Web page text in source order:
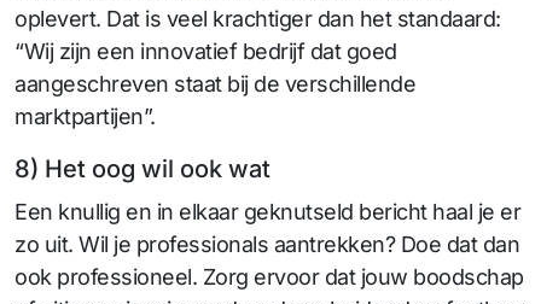
oplevert. Dat is veel krachtiger dan het standaard:
“Wij zijn een innovatief bedrijf dat goed
aangeschreven staat bij de verschillende
marktpartijen”.
8) Het oog wil ook wat
Een knullig en in elkaar geknutseld bericht haal je er
zo uit. Wil je professionals aantrekken? Doe dat dan
ook professioneel. Zorg ervoor dat jouw boodschap